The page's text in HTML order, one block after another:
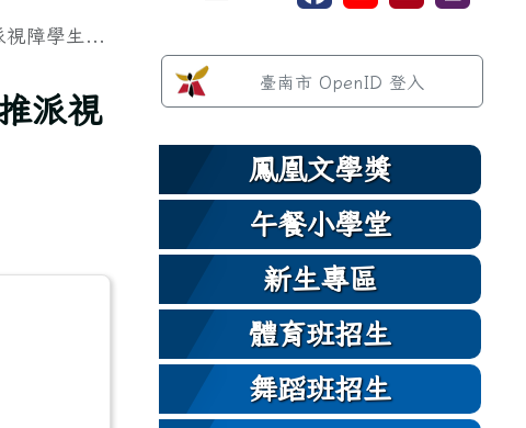
障學生...
派視
左邊區域內容
臺南市 OpenID 登入
鳳凰文學獎
午餐小學堂
新生專區
體育班招生
舞蹈班招生